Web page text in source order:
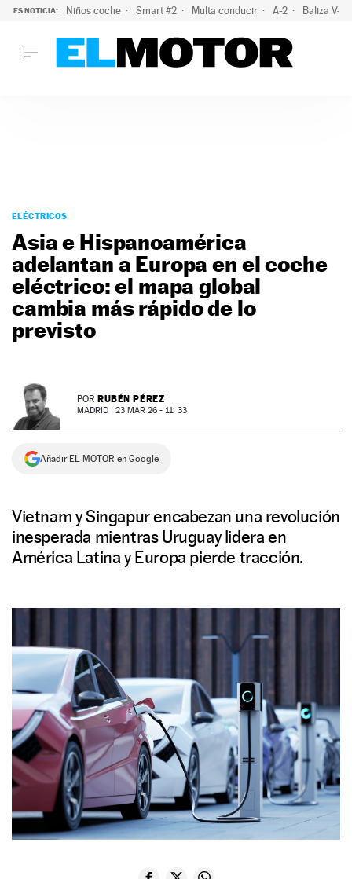
ES NOTICIA: Niños coche Smart #2 Multa conducir A-2 Baliza V-
PODCAST
MOTOS
TECNOLOGÍA
SUPERCOCHES
SERVICIOS
SÍGUENOS
ELÉCTRICOS
Asia e Hispanoamérica
adelantan a Europa en el coche
eléctrico: el mapa global
cambia más rápido de lo
previsto
POR RUBÉN PÉREZ
MADRID | 23 MAR 26 - 11: 33
Añadir EL MOTOR en Google
Vietnam y Singapur encabezan una revolución
inesperada mientras Uruguay lidera en
América Latina y Europa pierde tracción.